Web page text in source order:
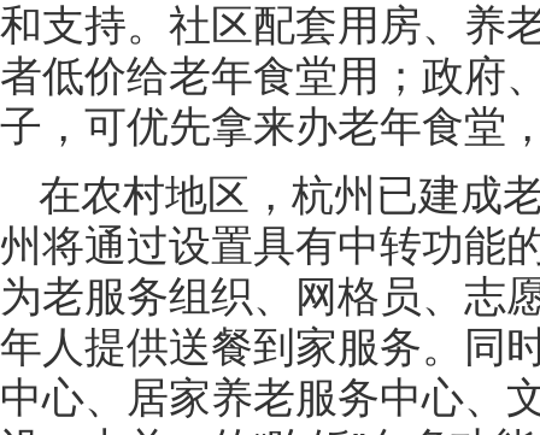
和支持。社区配套用房、养
者低价给老年食堂用；政府
子，可优先拿来办老年食堂
在农村地区，杭州已建成
州将通过设置具有中转功能
为老服务组织、网格员、志
年人提供送餐到家服务。同
中心、居家养老服务中心、